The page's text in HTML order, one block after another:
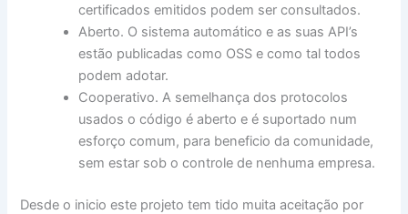
certificados emitidos podem ser consultados.
Aberto. O sistema automático e as suas API’s
estão publicadas como OSS e como tal todos
podem adotar.
Cooperativo. A semelhança dos protocolos
usados o código é aberto e é suportado num
esforço comum, para beneficio da comunidade,
sem estar sob o controle de nenhuma empresa.
Desde o inicio este projeto tem tido muita aceitação por